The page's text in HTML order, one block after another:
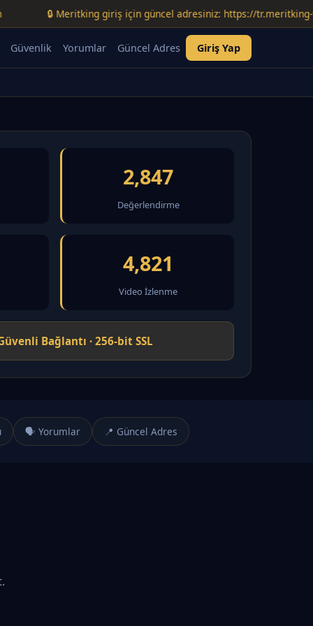
🔒 Meritking giriş için güncel adresiniz: https://tr.meritking-
Güvenlik Yorumlar Güncel Adres Giriş Yap
2,847
Değerlendirme
4,821
Video İzlenme
Bağlantı · 256-bit SSL
🗣️ Yorumlar 📍 Güncel Adres